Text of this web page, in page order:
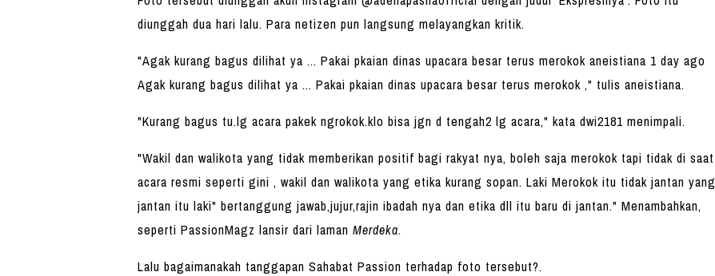
diunggah dua hari lalu. Para netizen pun langsung melayangkan kritik.
"Agak kurang bagus dilihat ya ... Pakai pkaian dinas upacara besar terus merokok aneistiana 1 day ago
Agak kurang bagus dilihat ya ... Pakai pkaian dinas upacara besar terus merokok ," tulis aneistiana.
"Kurang bagus tu.lg acara pakek ngrokok.klo bisa jgn d tengah2 lg acara," kata dwi2181 menimpali.
"Wakil dan walikota yang tidak memberikan positif bagi rakyat nya, boleh saja merokok tapi tidak di saat
acara resmi seperti gini , wakil dan walikota yang etika kurang sopan. Laki Merokok itu tidak jantan yang
jantan itu laki" bertanggung jawab,jujur,rajin ibadah nya dan etika dll itu baru di jantan." Menambahkan,
seperti PassionMagz lansir dari laman Merdeka.
Lalu bagaimanakah tanggapan Sahabat Passion terhadap foto tersebut?.